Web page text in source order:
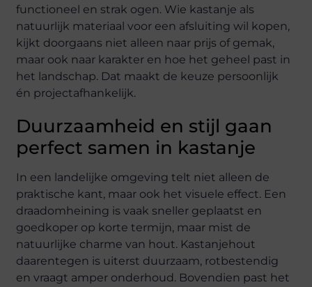
functioneel en strak ogen. Wie kastanje als
natuurlijk materiaal voor een afsluiting wil kopen,
kijkt doorgaans niet alleen naar prijs of gemak,
maar ook naar karakter en hoe het geheel past in
het landschap. Dat maakt de keuze persoonlijk
én projectafhankelijk.
Duurzaamheid en stijl gaan
perfect samen in kastanje
In een landelijke omgeving telt niet alleen de
praktische kant, maar ook het visuele effect. Een
draadomheining is vaak sneller geplaatst en
goedkoper op korte termijn, maar mist de
natuurlijke charme van hout. Kastanjehout
daarentegen is uiterst duurzaam, rotbestendig
en vraagt amper onderhoud. Bovendien past het